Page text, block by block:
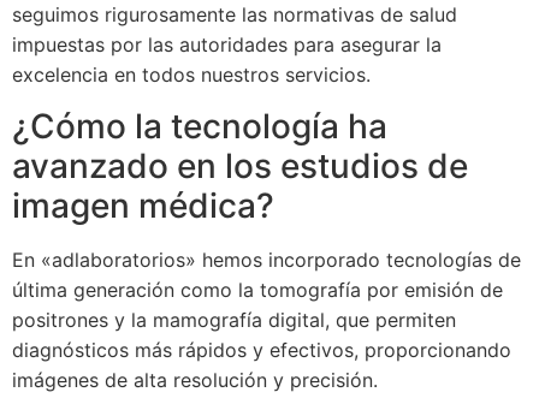
seguimos rigurosamente las normativas de salud
impuestas por las autoridades para asegurar la
excelencia en todos nuestros servicios.
¿Cómo la tecnología ha
avanzado en los estudios de
imagen médica?
En «adlaboratorios» hemos incorporado tecnologías de
última generación como la tomografía por emisión de
positrones y la mamografía digital, que permiten
diagnósticos más rápidos y efectivos, proporcionando
imágenes de alta resolución y precisión.